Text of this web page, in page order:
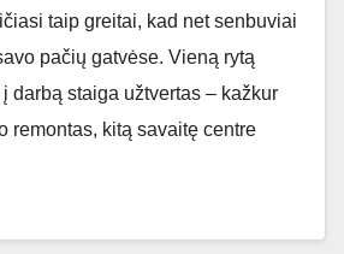
taip greitai, kad net senbuviai
pačių gatvėse. Vieną rytą
darbą staiga užtvertas – kažkur
remontas, kitą savaitę centre